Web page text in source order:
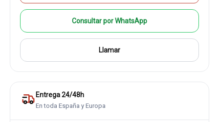
Consultar por WhatsApp
Llamar
Entrega 24/48h
En toda España y Europa